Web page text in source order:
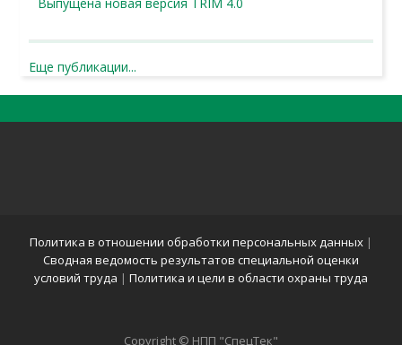
Еще публикации...
Политика в отношении обработки персональных данных |
Сводная ведомость результатов специальной оценки
условий труда | Политика и цели в области охраны труда
Copyright © НПП "СпецТек"